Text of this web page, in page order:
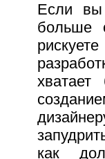
Если вы
больше
как